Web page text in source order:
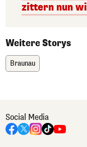
zittern nun
Weitere Storys
Braunau
Social Media